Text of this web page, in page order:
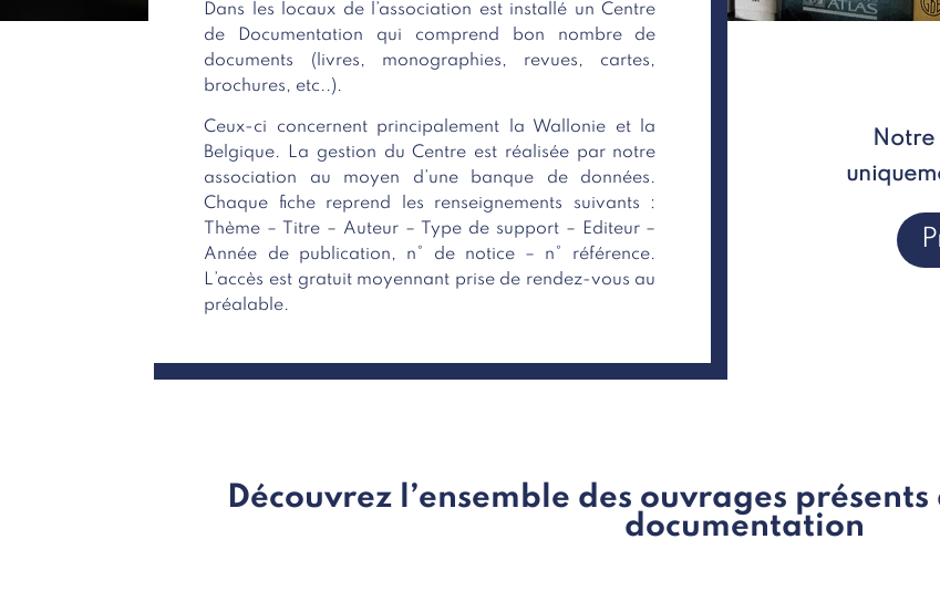
Dans les locaux de l’association est installé un Centre
de Documentation qui comprend bon nombre de
documents (livres, monographies, revues, cartes,
brochures, etc..).
Ceux-ci concernent principalement la Wallonie et la
Belgique. La gestion du Centre est réalisée par notre
association au moyen d’une banque de données.
Chaque fiche reprend les renseignements suivants :
Thème – Titre – Auteur – Type de support – Editeur –
Année de publication, n° de notice – n° référence.
L’accès est gratuit moyennant prise de rendez-vous au
préalable.
Notre
Découvrez l’ensemble des ouvrages
documentation